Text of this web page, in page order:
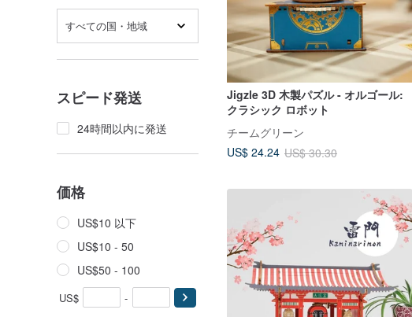
すべての国・地域
スピード発送
24時間以内に発送
価格
US$10 以下
US$10 - 50
US$50 - 100
US$ -
Jigzle 3D 木製パズル - オルゴール:
クラシック ロボット
チームグリーン
US$ 24.24 US$ 30.30